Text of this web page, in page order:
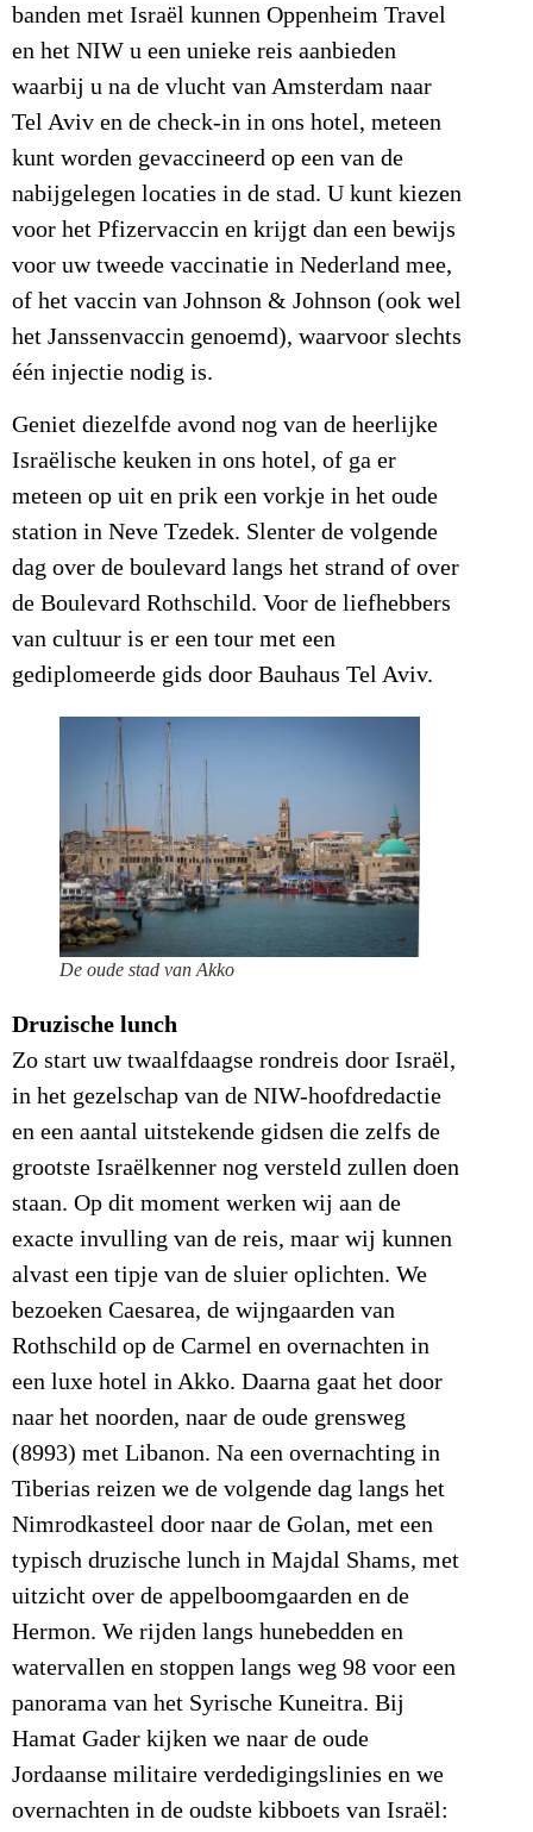
banden met Israël kunnen Oppenheim Travel
en het NIW u een unieke reis aanbieden
waarbij u na de vlucht van Amsterdam naar
Tel Aviv en de check-in in ons hotel, meteen
kunt worden gevaccineerd op een van de
nabijgelegen locaties in de stad. U kunt kiezen
voor het Pfizervaccin en krijgt dan een bewijs
voor uw tweede vaccinatie in Nederland mee,
of het vaccin van Johnson & Johnson (ook wel
het Janssenvaccin genoemd), waarvoor slechts
één injectie nodig is.
Geniet diezelfde avond nog van de heerlijke
Israëlische keuken in ons hotel, of ga er
meteen op uit en prik een vorkje in het oude
station in Neve Tzedek. Slenter de volgende
dag over de boulevard langs het strand of over
de Boulevard Rothschild. Voor de liefhebbers
van cultuur is er een tour met een
gediplomeerde gids door Bauhaus Tel Aviv.
De oude stad van Akko
Druzische lunch
Zo start uw twaalfdaagse rondreis door Israël,
in het gezelschap van de NIW-hoofdredactie
en een aantal uitstekende gidsen die zelfs de
grootste Israëlkenner nog versteld zullen doen
staan. Op dit moment werken wij aan de
exacte invulling van de reis, maar wij kunnen
alvast een tipje van de sluier oplichten. We
bezoeken Caesarea, de wijngaarden van
Rothschild op de Carmel en overnachten in
een luxe hotel in Akko. Daarna gaat het door
naar het noorden, naar de oude grensweg
(8993) met Libanon. Na een overnachting in
Tiberias reizen we de volgende dag langs het
Nimrodkasteel door naar de Golan, met een
typisch druzische lunch in Majdal Shams, met
uitzicht over de appelboomgaarden en de
Hermon. We rijden langs hunebedden en
watervallen en stoppen langs weg 98 voor een
panorama van het Syrische Kuneitra. Bij
Hamat Gader kijken we naar de oude
Jordaanse militaire verdedigingslinies en we
overnachten in de oudste kibboets van Israël: